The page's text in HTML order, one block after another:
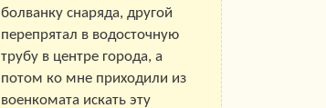
болванку снаряда, другой
перепрятал в водосточную
трубу в центре города, а
потом ко мне приходили из
военкомата искать эту